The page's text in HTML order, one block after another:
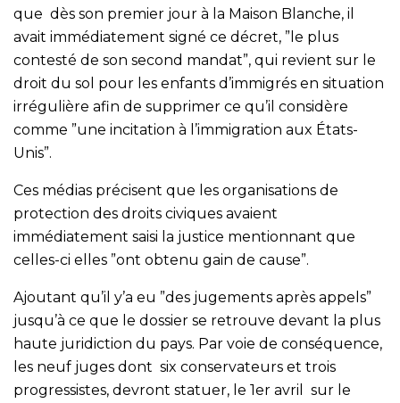
que dès son premier jour à la Maison Blanche, il
avait immédiatement signé ce décret, ”le plus
contesté de son second mandat”, qui revient sur le
droit du sol pour les enfants d’immigrés en situation
irrégulière afin de supprimer ce qu’il considère
comme ”une incitation à l’immigration aux États-
Unis”.
Ces médias précisent que les organisations de
protection des droits civiques avaient
immédiatement saisi la justice mentionnant que
celles-ci elles ”ont obtenu gain de cause”.
Ajoutant qu’il y’a eu ”des jugements après appels”
jusqu’à ce que le dossier se retrouve devant la plus
haute juridiction du pays. Par voie de conséquence,
les neuf juges dont six conservateurs et trois
progressistes, devront statuer, le 1er avril sur le